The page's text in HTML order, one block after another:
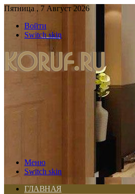
Пятница , 7 Август 2026
Войти
Switch skin
Меню
Switch skin
ГЛАВНАЯ